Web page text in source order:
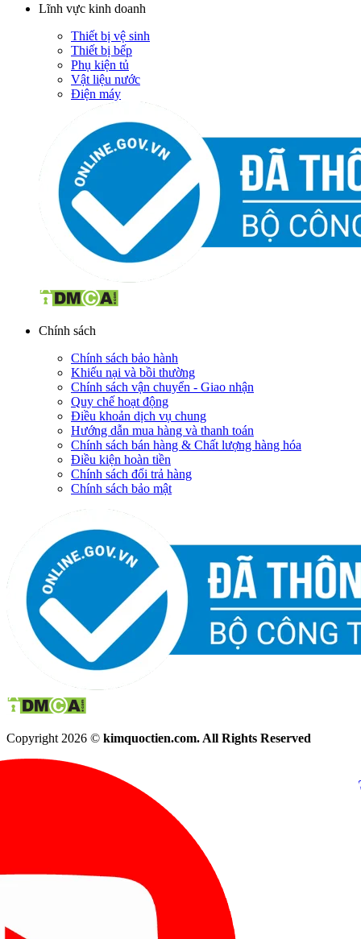
Lĩnh vực kinh doanh
Thiết bị vệ sinh
Thiết bị bếp
Phụ kiện tủ
Vật liệu nước
Điện máy
Chính sách
Chính sách bảo hành
Khiếu nại và bồi thường
Chính sách vận chuyển - Giao nhận
Quy chế hoạt động
Điều khoản dịch vụ chung
Hướng dẫn mua hàng và thanh toán
Chính sách bán hàng & Chất lượng hàng hóa
Điều kiện hoàn tiền
Chính sách đổi trả hàng
Chính sách bảo mật
Copyright 2026 © kimquoctien.com. All Rights Reserved
(8h00 - 21h30)
(8h00 -